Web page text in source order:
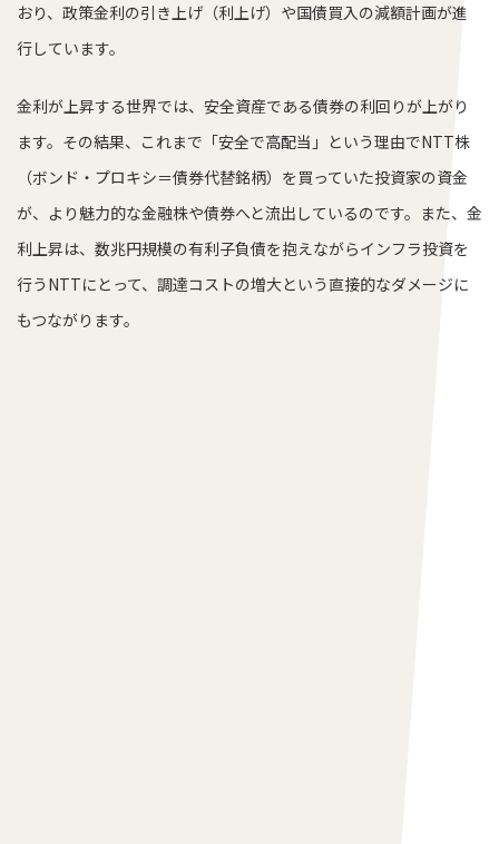
おり、政策金利の引き上げ（利上げ）や国債買入の減額計画が進
行しています。
金利が上昇する世界では、安全資産である債券の利回りが上がり
ます。その結果、これまで「安全で高配当」という理由でNTT株
（ボンド・プロキシ＝債券代替銘柄）を買っていた投資家の資金
が、より魅力的な金融株や債券へと流出しているのです。また、金
利上昇は、数兆円規模の有利子負債を抱えながらインフラ投資を
行うNTTにとって、調達コストの増大という直接的なダメージに
もつながります。